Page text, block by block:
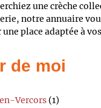
une crèche
notre annuaire
place adaptée à
de moi
Vercors (1)